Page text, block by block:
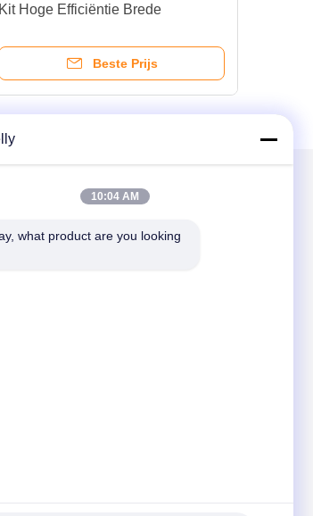
Kit Hoge Efficiëntie Brede
Beste Prijs
Mail ons 10:04 AM
what product are you looking